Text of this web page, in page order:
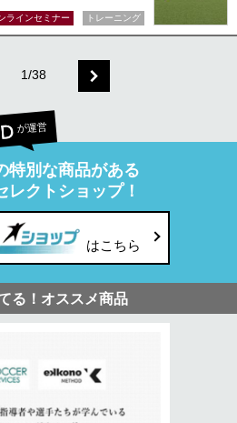
ラインセミナー トレーニング
1/38
が運営
特別な商品がある
レクトショップ！
はこちら
る！オススメ商品